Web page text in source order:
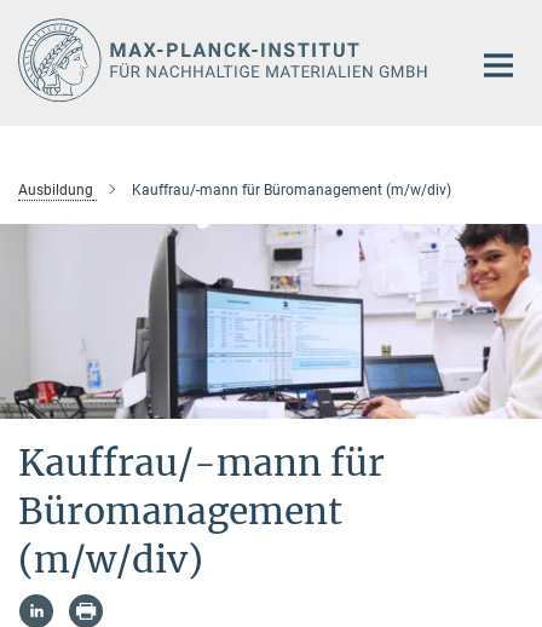
Hauptinhalt
Ausbildung Kauffrau/-mann für Büromanagement (m/w/div)
Kauffrau/-mann für
Büromanagement
(m/w/div)